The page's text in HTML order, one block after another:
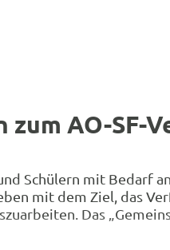
zum AO-SF-
Schülern mit
mit dem Ziel, das
Das